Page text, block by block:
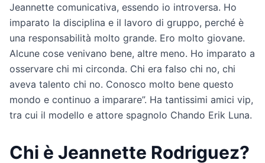
Jeannette comunicativa, essendo io introversa. Ho
imparato la disciplina e il lavoro di gruppo, perché è
una responsabilità molto grande. Ero molto giovane.
Alcune cose venivano bene, altre meno. Ho imparato a
osservare chi mi circonda. Chi era falso chi no, chi
aveva talento chi no. Conosco molto bene questo
mondo e continuo a imparare”. Ha tantissimi amici vip,
tra cui il modello e attore spagnolo Chando Erik Luna.
Chi è Jeannette Rodriguez?